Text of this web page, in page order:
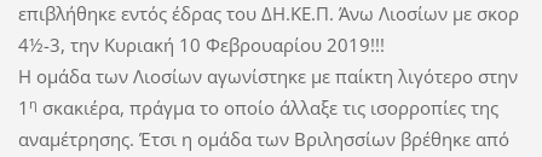
επιβλήθηκε εντός έδρας του ΔΗ.ΚΕ.Π. Άνω Λιοσίων με σκορ
4½-3, την Κυριακή 10 Φεβρουαρίου 2019!!!
Η ομάδα των Λιοσίων αγωνίστηκε με παίκτη λιγότερο στην
1 η σκακιέρα, πράγμα το οποίο άλλαξε τις ισορροπίες της
αναμέτρησης. Έτσι η ομάδα των Βριλησσίων βρέθηκε από